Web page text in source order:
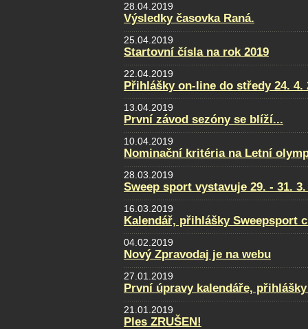
28.04.2019
Výsledky časovka Raná.
25.04.2019
Startovní čísla na rok 2019
22.04.2019
Přihlášky on-line do středy 24. 4.
13.04.2019
První závod sezóny se blíží...
10.04.2019
Nominační kritéria na Letní
28.03.2019
Sweep sport vystavuje 29. - 31.
16.03.2019
Kalendář, přihlášky Sweepsport
04.02.2019
Nový Zpravodaj je na webu
27.01.2019
První úpravy kalendáře, přihlášky
21.01.2019
Ples ZRUŠEN!